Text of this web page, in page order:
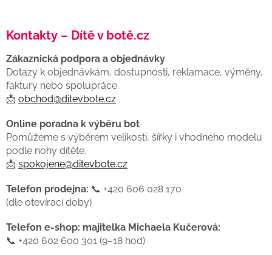
Kontakty – Dítě v botě.cz
Zákaznická podpora a objednávky
Dotazy k objednávkám, dostupnosti, reklamace, výměny,
faktury nebo spolupráce.
📩 obchod@ditevbote.cz
Online poradna k výběru bot
Pomůžeme s výběrem velikosti, šířky i vhodného modelu
podle nohy dítěte.
📩 spokojene@ditevbote.cz
Telefon prodejna: 📞 +420 606 028 170
(dle otevírací doby)
Telefon e-shop: majitelka Michaela Kučerová:
📞 +420 602 600 301 (9–18 hod)